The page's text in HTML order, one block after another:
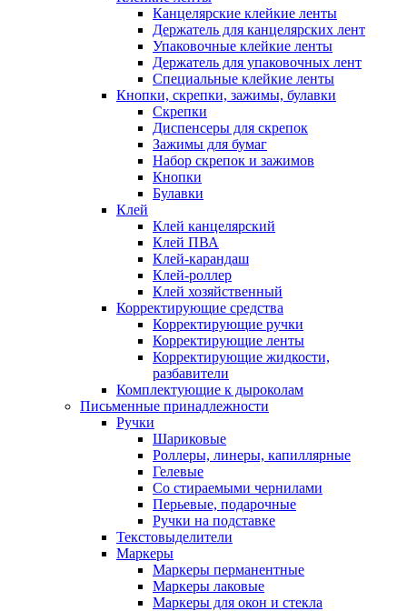
Канцелярские клейкие ленты
Держатель для канцелярских лент
Упаковочные клейкие ленты
Держатель для упаковочных лент
Специальные клейкие ленты
Кнопки, скрепки, зажимы, булавки
Скрепки
Диспенсеры для скрепок
Зажимы для бумаг
Набор скрепок и зажимов
Кнопки
Булавки
Клей
Клей канцелярский
Клей ПВА
Клей-карандаш
Клей-роллер
Клей хозяйственный
Корректирующие средства
Корректирующие ручки
Корректирующие ленты
Корректирующие жидкости,
разбавители
Комплектующие к дыроколам
Письменные принадлежности
Ручки
Шариковые
Роллеры, линеры, капиллярные
Гелевые
Со стираемыми чернилами
Перьевые, подарочные
Ручки на подставке
Текстовыделители
Маркеры
Маркеры перманентные
Маркеры лаковые
Маркеры для окон и стекла